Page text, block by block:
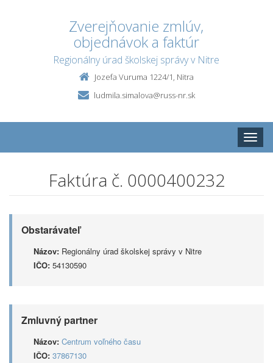
Zverejňovanie zmlúv,
objednávok a faktúr
Regionálny úrad školskej správy v Nitre
Jozefa Vuruma 1224/1, Nitra
ludmila.simalova@russ-nr.sk
Toggle
Faktúra č. 0000400232
Obstarávateľ
Názov: Regionálny úrad školskej správy v Nitre
IČO: 54130590
Zmluvný partner
Názov: Centrum voľného času
IČO: 37867130